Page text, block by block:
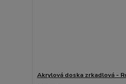
Akrylová doska zrkadlová -